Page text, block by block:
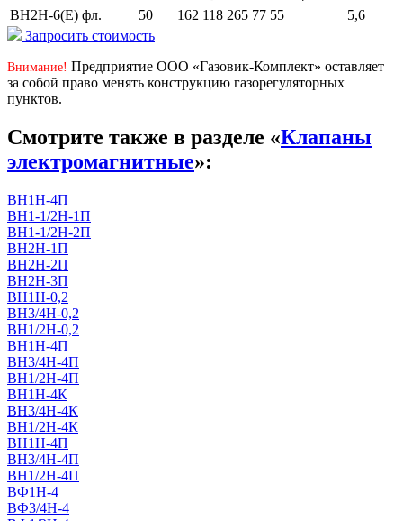
ВН2Н-6(Е) фл.
50 162 118 265 77 55
5,6
Запросить стоимость
Внимание! Предприятие ООО «Газовик-Комплект» оставляет
за собой право менять конструкцию газорегуляторных
пунктов.
Смотрите также в разделе «Клапаны
электромагнитные»:
ВН1Н-4П
ВН1-1/2Н-1П
ВН1-1/2Н-2П
ВН2Н-1П
ВН2Н-2П
ВН2Н-3П
ВН1Н-0,2
ВН3/4Н-0,2
ВН1/2Н-0,2
ВН1Н-4П
ВН3/4Н-4П
ВН1/2Н-4П
ВН1Н-4К
ВН3/4Н-4К
ВН1/2Н-4К
ВН1Н-4П
ВН3/4Н-4П
ВН1/2Н-4П
ВФ1Н-4
ВФ3/4Н-4